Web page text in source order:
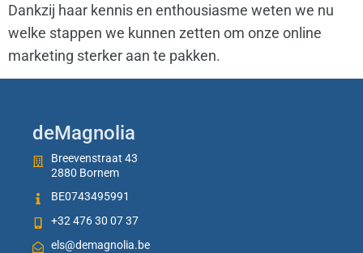
Dankzij haar kennis en enthousiasme weten we nu
welke stappen we kunnen zetten om onze online
marketing sterker aan te pakken.
deMagnolia
Breevenstraat 43
2880 Bornem
BE0743495991
+32 476 30 07 37
els@demagnolia.be